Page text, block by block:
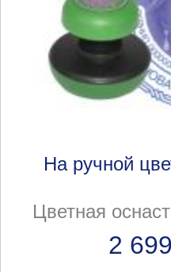
На ручной
Цветная
2